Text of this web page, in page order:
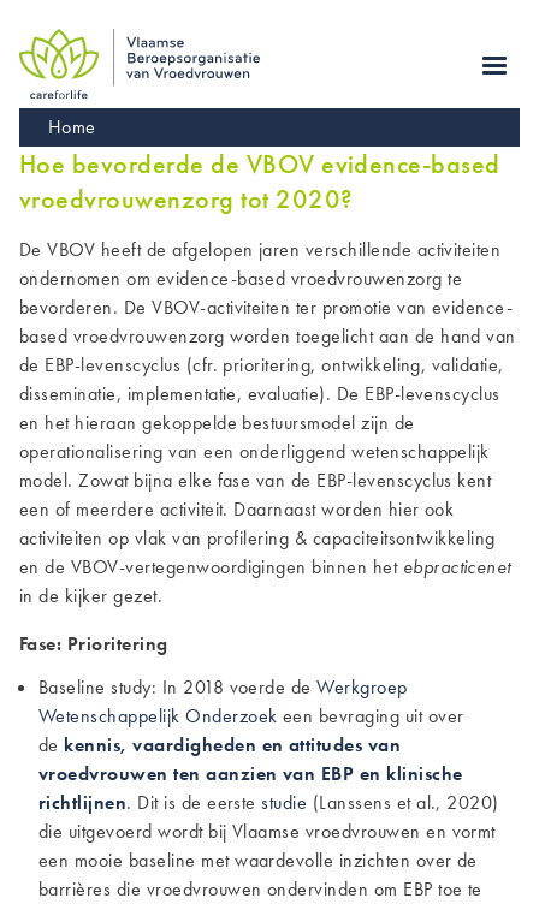
main
navigation
Kruimelpad
Home
Hoe bevorderde de VBOV evidence-based
vroedvrouwenzorg tot 2020?
De VBOV heeft de afgelopen jaren verschillende activiteiten
ondernomen om evidence-based vroedvrouwenzorg te
bevorderen. De VBOV-activiteiten ter promotie van evidence-
based vroedvrouwenzorg worden toegelicht aan de hand van
de EBP-levenscyclus (cfr. prioritering, ontwikkeling, validatie,
disseminatie, implementatie, evaluatie). De EBP-levenscyclus
en het hieraan gekoppelde bestuursmodel zijn de
operationalisering van een onderliggend wetenschappelijk
model.Zowat bijna elke fase van de EBP-levenscyclus kent
een of meerdere activiteit. Daarnaast worden hier ook
activiteiten op vlak van profilering & capaciteitsontwikkeling
en de VBOV-vertegenwoordigingen binnen het ebpracticenet
in de kijker gezet.
Fase: Prioritering
Baseline study: In 2018 voerde deWerkgroep
Wetenschappelijk Onderzoek een bevraging uit over
de kennis, vaardigheden en attitudes van
vroedvrouwen ten aanzien van EBP en klinische
richtlijnen. Dit is de eerstestudie (Lanssens et al., 2020)
die uitgevoerd wordt bij Vlaamse vroedvrouwen en vormt
een mooie baseline met waardevolle inzichten over de
barrières die vroedvrouwen ondervinden om EBP toe te